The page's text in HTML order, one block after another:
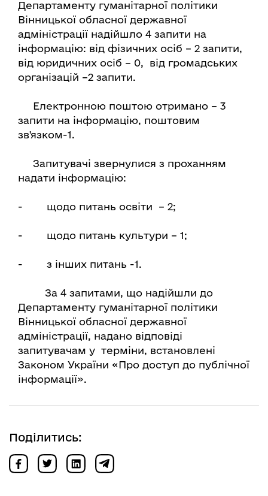
Департаменту гуманітарної політики
Вінницької обласної державної
адміністрації надійшло 4 запити на
інформацію: від фізичних осіб – 2 запити,
від юридичних осіб – 0, від громадських
організацій –2 запити.
Електронною поштою отримано – 3
запити на інформацію, поштовим
зв'язком-1.
Запитувачі звернулися з проханням
надати інформацію:
- щодо питань освіти – 2;
- щодо питань культури – 1;
- з інших питань -1.
За 4 запитами, що надійшли до
Департаменту гуманітарної політики
Вінницької обласної державної
адміністрації, надано відповіді
запитувачам у терміни, встановлені
Законом України «Про доступ до публічної
інформації».
Поділитись: